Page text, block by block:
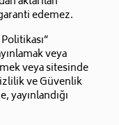
edemez.
veya
veya sitesinde
ve Güvenlik